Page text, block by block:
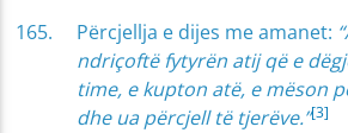
Përcjellja e dijes me amanet:
ndriçoftë fytyrën atij që e
time, e kupton atë, e mëson
dhe ua përcjell të tjerëve.”[3]